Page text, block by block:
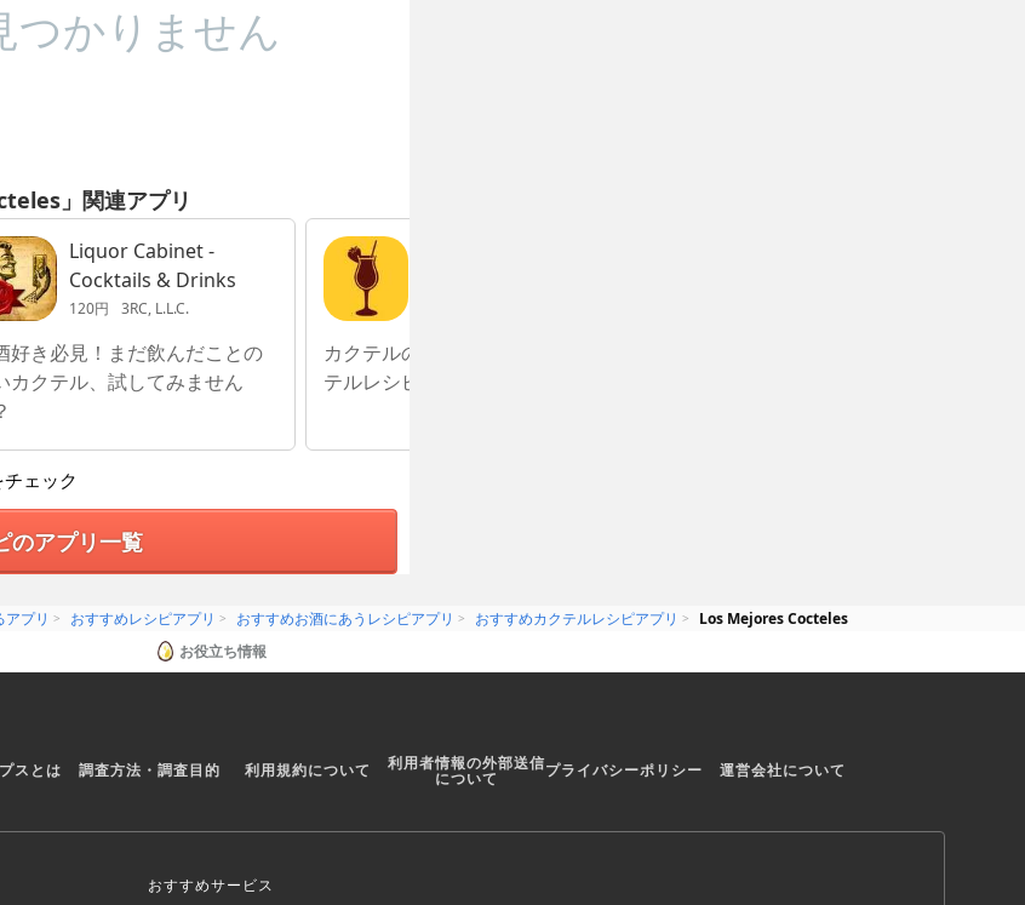
つかりません
」関連アプリ
Liquor Cabinet -
Cocktails & Drinks
120円 3RC, L.L.C.
好き必見！まだ飲んだことの
カクテル、試してみません
カクテルの作り方を掲載したカク
テルレシピアプリ
ェック
のアプリ一覧
プリ おすすめレシピアプリ おすすめお酒にあうレシピアプリ おすすめカクテルレシピアプリ
Los Mejores Cocteles
お役立ち情報
スとは 調査方法・調査目的 利用規約について 利用者情報の外部送信
について プライバシーポリシー 運営会社について
おすすめサービス